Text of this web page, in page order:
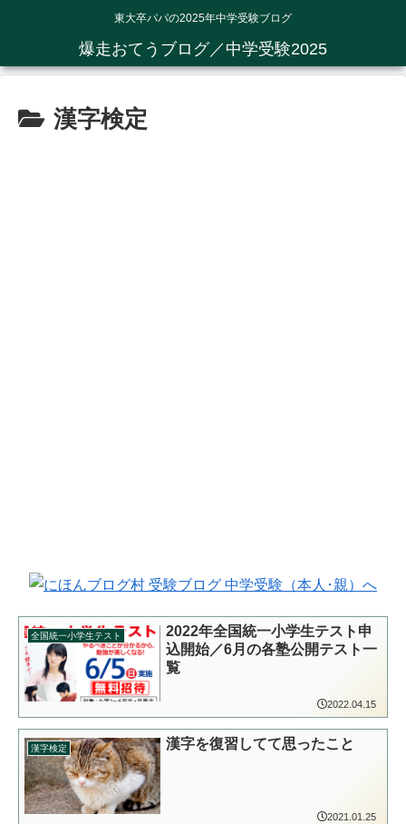
東大卒パパの2025年中学受験ブログ
爆走おてうブログ／中学受験2025
漢字検定
全国統一小学生テスト
2022年全国統一小学生テスト申
込開始／6月の各塾公開テスト一
覧
2022.04.15
漢字検定 漢字を復習してて思ったこと
2021.01.25